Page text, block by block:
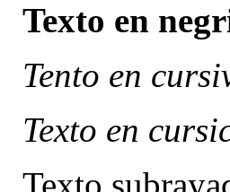
Texto en
Tento en
Texto en